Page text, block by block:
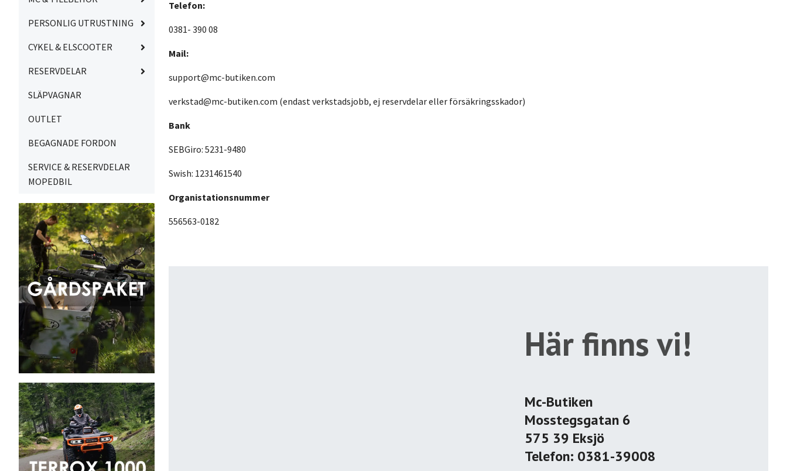
PERSONLIG UTRUSTNING
CYKEL & ELSCOOTER
RESERVDELAR
SLÄPVAGNAR
OUTLET
BEGAGNADE FORDON
SERVICE & RESERVDELAR
MOPEDBIL
Telefon:
0381- 390 08
Mail:
support@mc-butiken.com
verkstad@mc-butiken.com (endast verkstadsjobb, ej reservdelar eller försäkringsskador)
Bank
SEBGiro: 5231-9480
Swish: 1231461540
Organistationsnummer
556563-0182
Här finns vi!
Mc-Butiken
Mosstegsgatan 6
575 39 Eksjö
Telefon: 0381-39008